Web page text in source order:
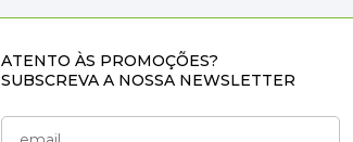
ATENTO ÀS PROMOÇÕES?
SUBSCREVA A NOSSA NEWSLETTER